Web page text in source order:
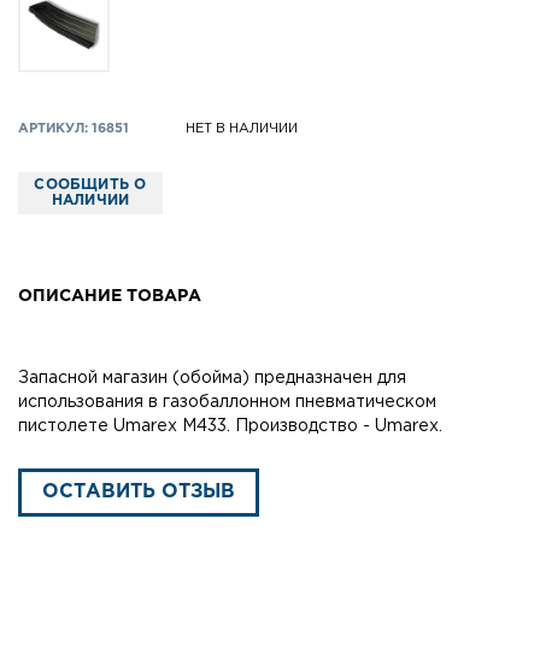
АРТИКУЛ: 16851 НЕТ В НАЛИЧИИ
СООБЩИТЬ О
НАЛИЧИИ
ОПИСАНИЕ ТОВАРА
Запасной магазин (обойма) предназначен для
использования в газобаллонном пневматическом
пистолете Umarex M433. Производство - Umarex.
ОСТАВИТЬ ОТЗЫВ